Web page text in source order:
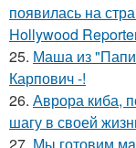
появилась на
Hollywood
25. Маша из
Карпович -!
26. Аврора киба,
шагу в своей
27. Мы готовим